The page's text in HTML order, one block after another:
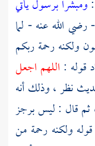
ومبشرا برسول يأتي
- رضي الله عنه - لما
ولكنه رحمة ربكم
قوله : اللهم اجعل
نظر ، وذلك أنه
ثم قال : ليس برجز
ولكنه رحمة من